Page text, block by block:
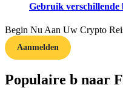
Gids
Gebruik
Begin Nu Aan Uw Crypto
Aanmelden
Populaire b naar